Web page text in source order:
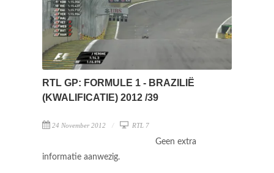
RTL GP: FORMULE 1 - BRAZILIË
(KWALIFICATIE) 2012 /39
24 November 2012 RTL 7
Geen extra
informatie aanwezig.